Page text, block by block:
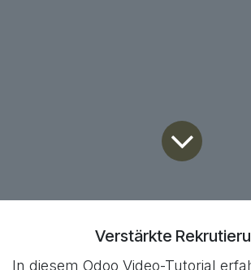
Verstärkte
In diesem Odoo Video-Tutorial